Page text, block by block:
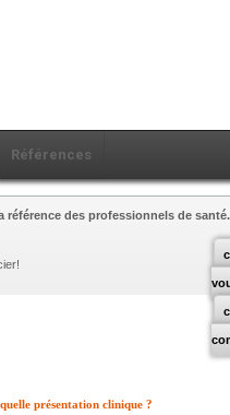
Références
référence des professionnels de santé.
présentation clinique ?